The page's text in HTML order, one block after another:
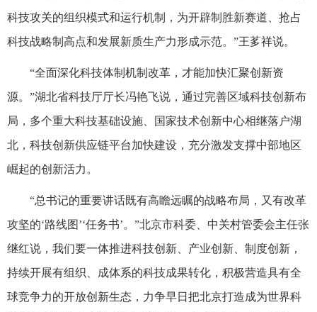
科技攻关的组织模式和运行机制，为开辟制胜新赛道、抢占
科技战略制高点和发展新质生产力形成示范。”王茤祥说。
“全面深化科技体制机制改革，才能加快汇聚创新资
源。”湖北省科技厅厅长冯艳飞说，通过完善区域科技创新布
局，多个重大科技基础设施、国家技术创新中心相继落户湖
北，科技创新供应链平台加快建设，充分激发支撑中部地区
崛起的创新活力。
“总书记的重要讲话既有高瞻远瞩的战略布局，又有改革
攻坚的‘路线图’‘任务书’。”北京市科委、中关村管委会主任张
继红说，我们要一体推进科技创新、产业创新、制度创新，
持续开展有组织、成体系的科技成果转化，积极营造具有全
球竞争力的开放创新生态，力争早日把北京打造成为世界科